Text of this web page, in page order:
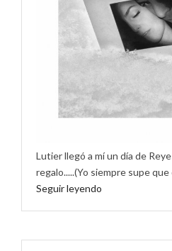
Lutier llegó a mí un día de
regalo.....(Yo siempre supe que
Seguir leyendo